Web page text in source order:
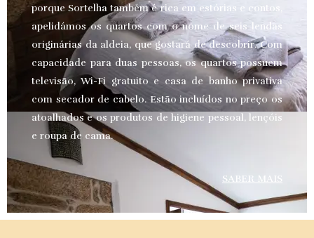
porque Sortelha também é rica em estórias e contos,
apelidámos os quartos com o nome de seis lendas
originárias da aldeia, que gostará de descobrir. Com
capacidade para duas pessoas, os quartos possuem
televisão, Wi-Fi gratuito e casa de banho privativa
com secador de cabelo. Estão incluídos no preço os
atoalhados e os produtos de higiene pessoal, lençóis
e roupa de cama.
SABER MAIS